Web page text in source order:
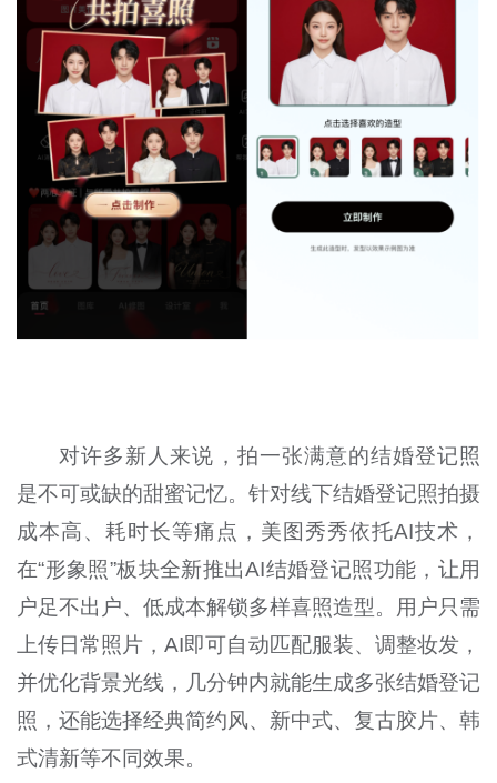
对许多新人来说，拍一张满意的结婚登记照
是不可或缺的甜蜜记忆。针对线下结婚登记照拍摄
成本高、耗时长等痛点，美图秀秀依托AI技术，
在“形象照”板块全新推出AI结婚登记照功能，让用
户足不出户、低成本解锁多样喜照造型。用户只需
上传日常照片，AI即可自动匹配服装、调整妆发，
并优化背景光线，几分钟内就能生成多张结婚登记
照，还能选择经典简约风、新中式、复古胶片、韩
式清新等不同效果。